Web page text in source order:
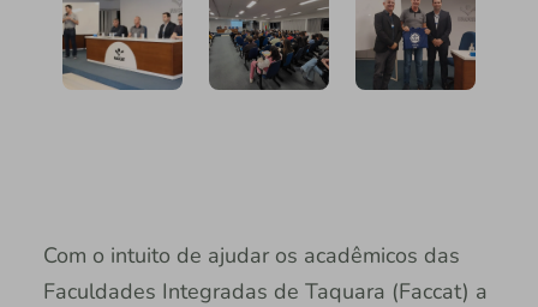
Com o intuito de ajudar os acadêmicos das
Faculdades Integradas de Taquara (Faccat) a